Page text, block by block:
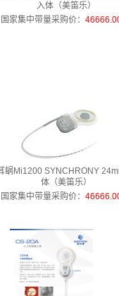
入体（美笛乐）
国家集中带量采购价：
蜗Mi1200 SYNCHRONY
体（美笛乐）
国家集中带量采购价：